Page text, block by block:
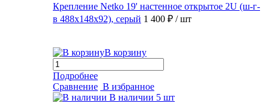
Крепление Netko 19' настенное открытое 2U (ш-г-
в 488х148х92), серый 1 400 ₽ / шт
В корзину
Подробнее
Сравнение В избранное
В наличии 5 шт